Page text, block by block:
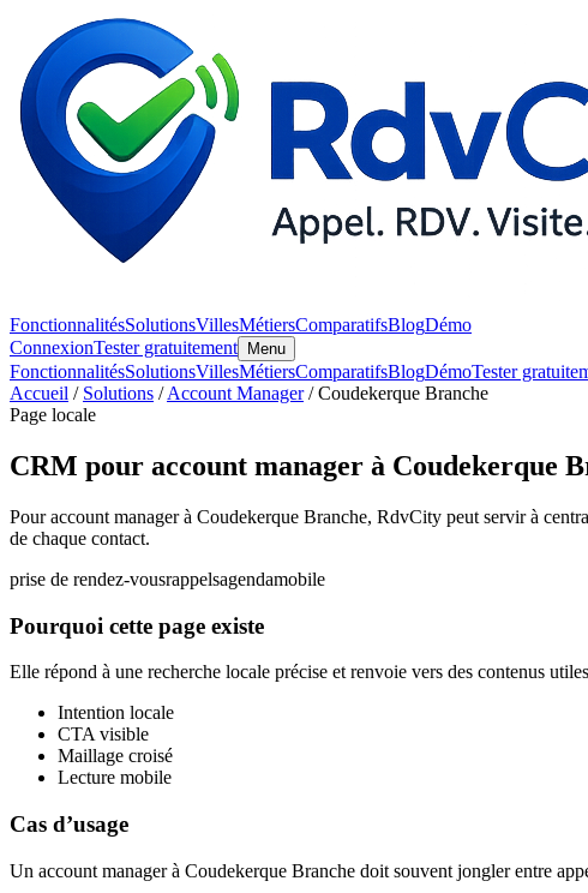
FonctionnalitésSolutionsVillesMétiersComparatifsBlogDémo
ConnexionTester gratuitement Menu
FonctionnalitésSolutionsVillesMétiersComparatifsBlogDémoTester
Accueil / Solutions /Account Manager/ Coudekerque Branche
Page locale
CRM pour account manager à Coudekerque
Pour account manager à Coudekerque Branche, RdvCity peut servir à
de chaque contact.
prise de rendez-vousrappelsagendamobile
Pourquoi cette page existe
Elle répond à une recherche locale précise et renvoie vers des contenus
Intention locale
CTA visible
Maillage croisé
Lecture mobile
Cas d’usage
Un account manager à Coudekerque Branche doit souvent jongler entre